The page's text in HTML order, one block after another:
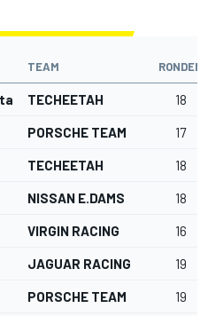
TEAM RONDEN
TECHEETAH 18
PORSCHE TEAM 17
TECHEETAH 18
NISSAN E.DAMS 18
VIRGIN RACING 16
JAGUAR RACING 19
PORSCHE TEAM 19